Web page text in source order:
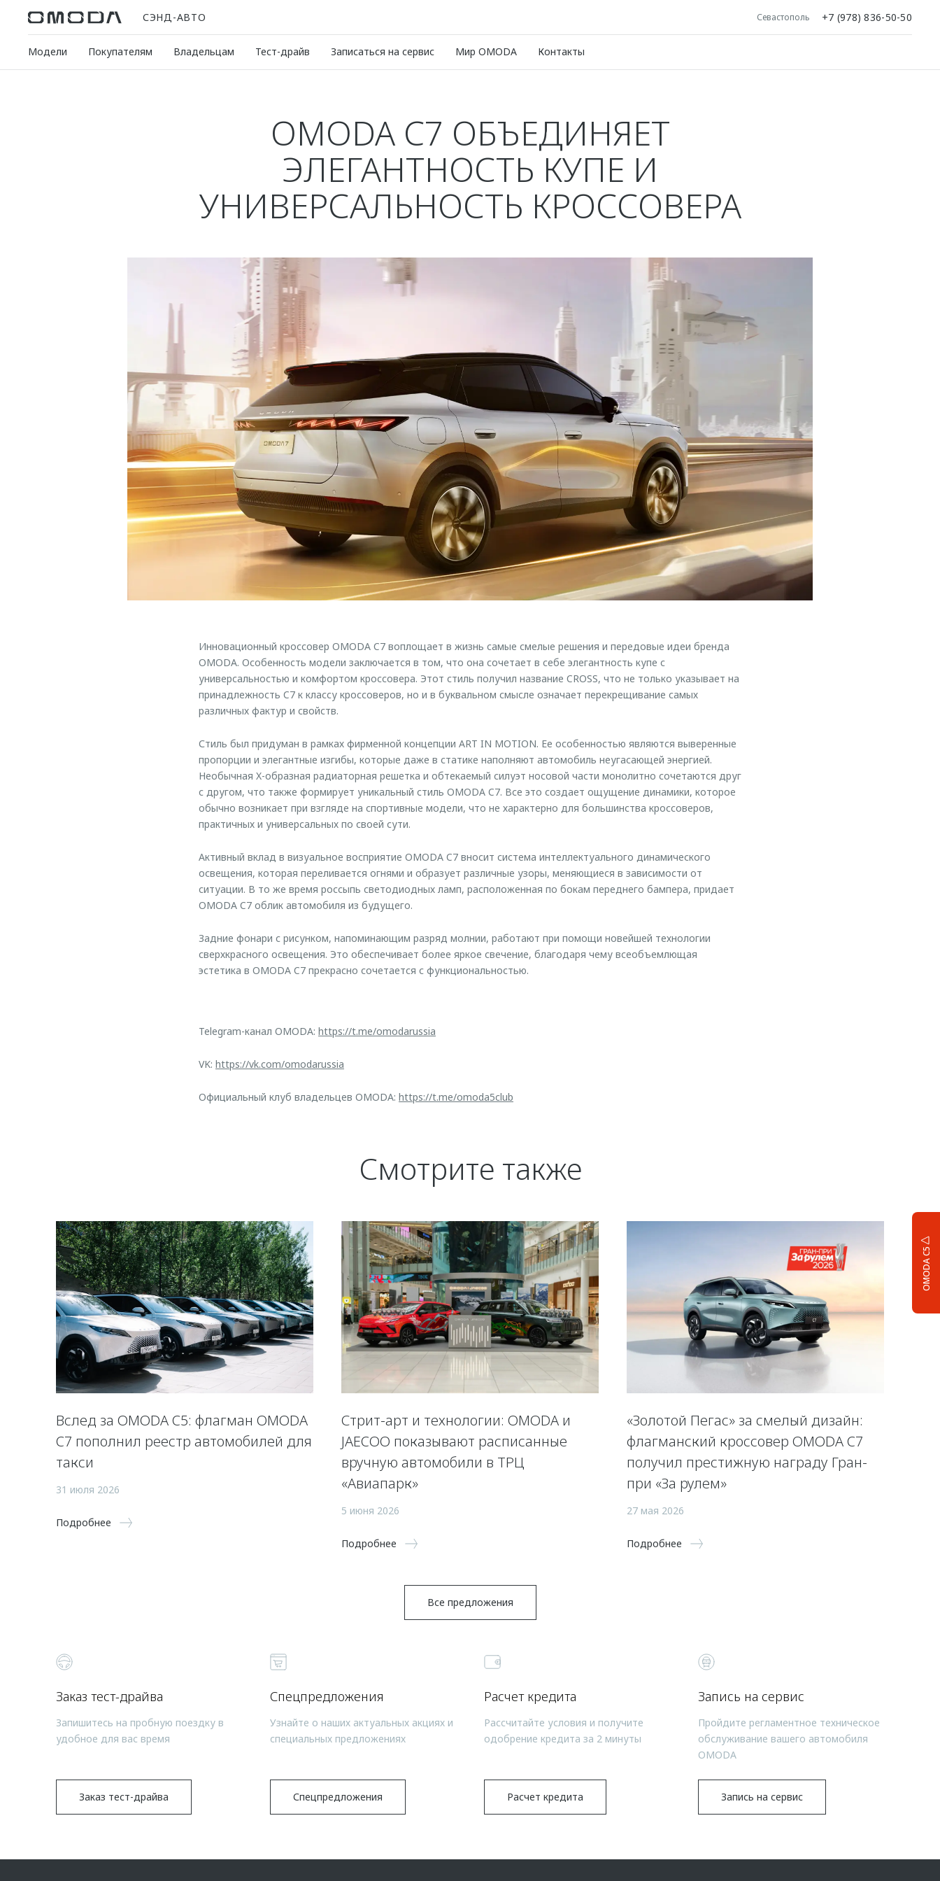
СЭНД-АВТО Севастополь +7 (978) 836-50-50
Модели Покупателям Владельцам Тест-драйв Записаться на сервис Мир OMODA Контакты
OMODA C5
OMODA C7 ОБЪЕДИНЯЕТ
ЭЛЕГАНТНОСТЬ КУПЕ И
УНИВЕРСАЛЬНОСТЬ КРОССОВЕРА
Инновационный кроссовер OMODA C7 воплощает в жизнь самые смелые решения и передовые идеи бренда
OMODA. Особенность модели заключается в том, что она сочетает в себе элегантность купе с
универсальностью и комфортом кроссовера. Этот стиль получил название CROSS, что не только указывает на
принадлежность C7 к классу кроссоверов, но и в буквальном смысле означает перекрещивание самых
различных фактур и свойств.
Стиль был придуман в рамках фирменной концепции ART IN MOTION. Ее особенностью являются выверенные
пропорции и элегантные изгибы, которые даже в статике наполняют автомобиль неугасающей энергией.
Необычная X-образная радиаторная решетка и обтекаемый силуэт носовой части монолитно сочетаются друг
с другом, что также формирует уникальный стиль OMODA C7. Все это создает ощущение динамики, которое
обычно возникает при взгляде на спортивные модели, что не характерно для большинства кроссоверов,
практичных и универсальных по своей сути.
Активный вклад в визуальное восприятие OMODA C7 вносит система интеллектуального динамического
освещения, которая переливается огнями и образует различные узоры, меняющиеся в зависимости от
ситуации. В то же время россыпь светодиодных ламп, расположенная по бокам переднего бампера, придает
OMODA C7 облик автомобиля из будущего.
Задние фонари с рисунком, напоминающим разряд молнии, работают при помощи новейшей технологии
сверхкрасного освещения. Это обеспечивает более яркое свечение, благодаря чему всеобъемлющая
эстетика в OMODA C7 прекрасно сочетается с функциональностью.
Telegram-канал OMODA: https://t.me/omodarussia
VK: https://vk.com/omodarussia
Официальный клуб владельцев OMODA: https://t.me/omoda5club
Смотрите также
Вслед за OMODA C5: флагман OMODA
C7 пополнил реестр автомобилей для
такси
31 июля 2026
Подробнее
Стрит-арт и технологии: OMODA и
JAECOO показывают расписанные
вручную автомобили в ТРЦ
«Авиапарк»
5 июня 2026
Подробнее
«Золотой Пегас» за смелый дизайн:
флагманский кроссовер OMODA C7
получил престижную награду Гран-
при «За рулем»
27 мая 2026
Подробнее
Все предложения
Заказ тест-драйва
Запишитесь на пробную поездку в
удобное для вас время
Заказ тест-драйва
Спецпредложения
Узнайте о наших актуальных акциях и
специальных предложениях
Спецпредложения
Расчет кредита
Рассчитайте условия и получите
одобрение кредита за 2 минуты
Расчет кредита
Запись на сервис
Пройдите регламентное техническое
обслуживание вашего автомобиля
OMODA
Запись на сервис